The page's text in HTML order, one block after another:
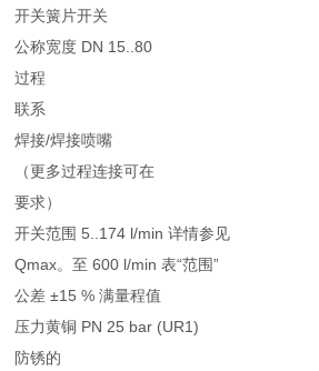
开关簧片开关
公称宽度 DN 15..80
过程
联系
焊接/焊接喷嘴
（更多过程连接可在
要求）
开关范围 5..174 l/min 详情参见
Qmax。至 600 l/min 表“范围”
公差 ±15 % 满量程值
压力黄铜 PN 25 bar (UR1)
防锈的